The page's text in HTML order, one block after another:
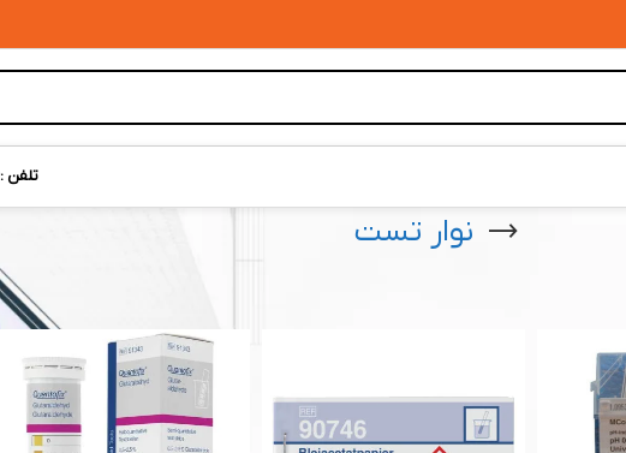
تلفن :07132361746
نوار تست